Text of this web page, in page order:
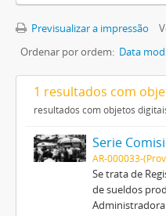
Previsualizar a impressão
Ordenar por ordem: Data
1 resultados com
resultados com objetos
AR-000033-
Se trata de
de sueldos